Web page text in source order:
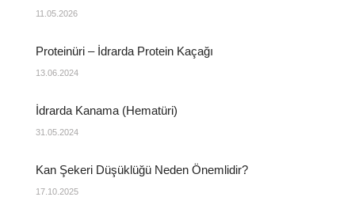
11.05.2026
Proteinüri – İdrarda Protein Kaçağı
13.06.2024
İdrarda Kanama (Hematüri)
31.05.2024
Kan Şekeri Düşüklüğü Neden Önemlidir?
17.10.2025